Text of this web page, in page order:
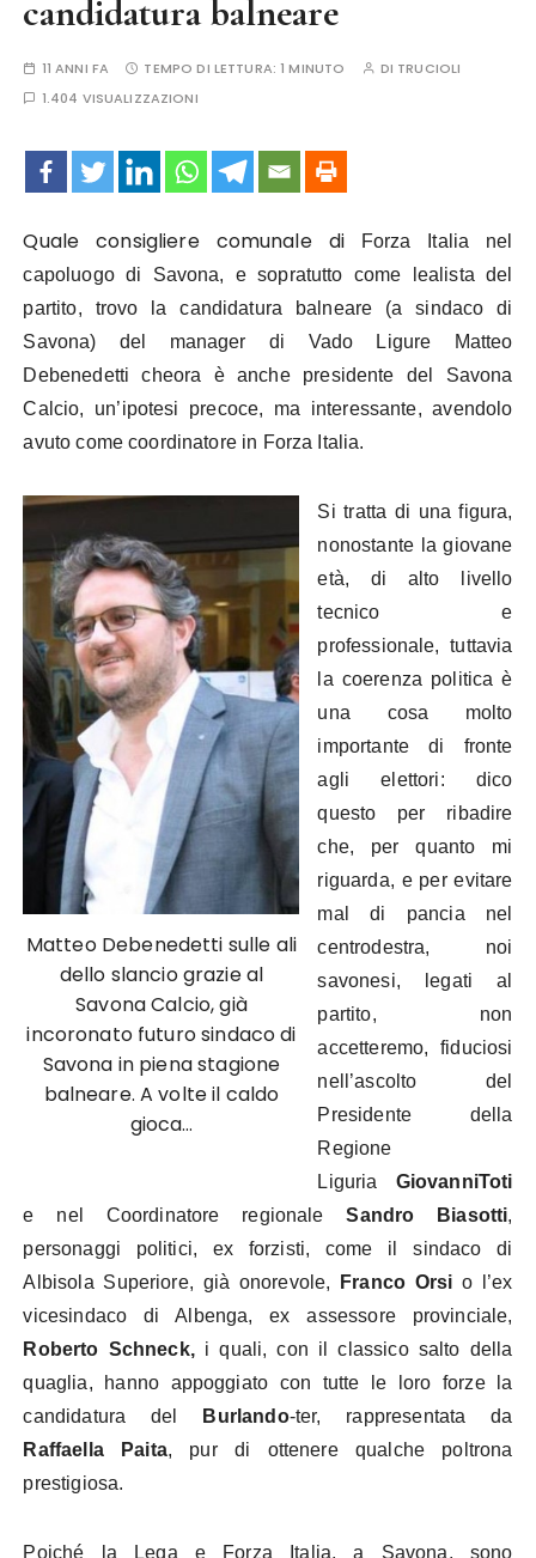
candidatura balneare
11 ANNI FA TEMPO DI LETTURA:1 MINUTO DI TRUCIOLI
1.404 VISUALIZZAZIONI
Quale consigliere comunale di
Forza Italia nel
capoluogo di Savona, e sopratutto come lealista del
partito, trovo la candidatura balneare (a sindaco di
Savona) del manager di Vado Ligure Matteo
Debenedetti cheora è anche presidente del Savona
Calcio, un’ipotesi precoce, ma interessante, avendolo
avuto come coordinatore in Forza Italia.
Matteo Debenedetti sulle ali
dello slancio grazie al
Savona Calcio, già
incoronato futuro sindaco di
Savona in piena stagione
balneare. A volte il caldo
gioca…
Si tratta di una figura,
nonostante la giovane
età, di alto livello
tecnico e
professionale, tuttavia
la coerenza politica è
una cosa molto
importante di fronte
agli elettori: dico
questo per ribadire
che, per quanto mi
riguarda, e per evitare
mal di pancia nel
centrodestra, noi
savonesi, legati al
partito, non
accetteremo, fiduciosi
nell’ascolto del
Presidente della
Regione
Liguria GiovanniToti
e nel Coordinatore regionaleSandro Biasotti,
personaggi politici, ex forzisti, come il sindaco di
Albisola Superiore, già onorevole,
Franco Orsi o l’ex
vicesindaco di Albenga, ex assessore provinciale,
Roberto Schneck,i quali, con il classico salto della
quaglia, hanno appoggiato con tutte le loro forze la
candidatura del
Burlando-ter, rappresentata da
Raffaella Paita, pur di ottenere qualche poltrona
prestigiosa.
Poiché la Lega e Forza Italia, a Savona, sono